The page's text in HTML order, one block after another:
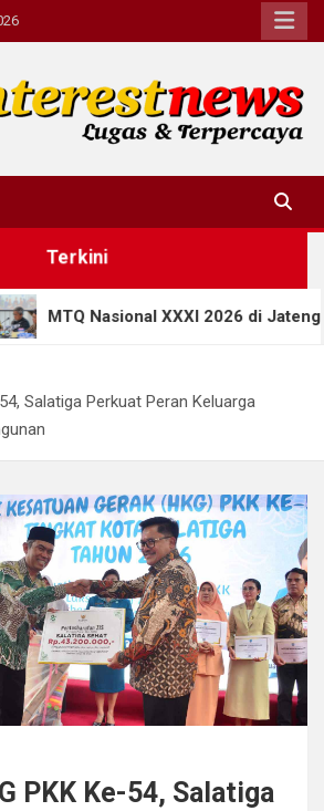
Terkini
XXXI 2026 di Jateng Bawa
Salatiga Perkuat Peran Keluarga
PKK Ke-54, Salatiga